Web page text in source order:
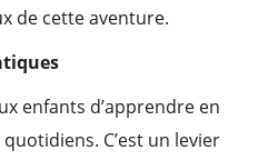
de cette aventure.
enfants d’apprendre en
C’est un levier